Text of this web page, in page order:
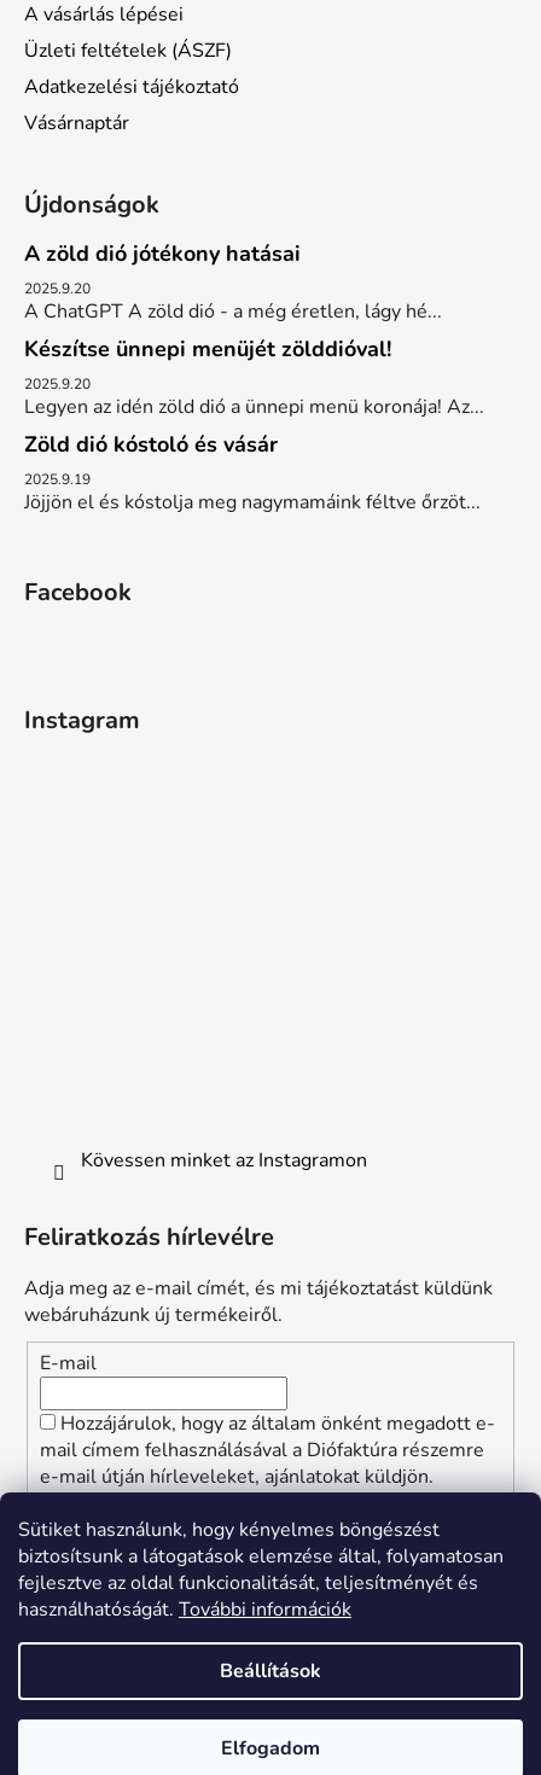
Sütiket használunk, hogy kényelmes böngészést
biztosítsunk a látogatások elemzése által, folyamatosan
fejlesztve az oldal funkcionalitását, teljesítményét és
használhatóságát. További információk
Beállítások
Elfogadom
A vásárlás lépései
Üzleti feltételek (ÁSZF)
Adatkezelési tájékoztató
Vásárnaptár
Újdonságok
A zöld dió jótékony hatásai
2025.9.20
A ChatGPT A zöld dió - a még éretlen, lágy hé...
Készítse ünnepi menüjét zölddióval!
2025.9.20
Legyen az idén zöld dió a ünnepi menü koronája! Az...
Zöld dió kóstoló és vásár
2025.9.19
Jöjjön el és kóstolja meg nagymamáink féltve őrzöt...
Facebook
Instagram
Kövessen minket az Instagramon
Feliratkozás hírlevélre
Adja meg az e-mail címét, és mi tájékoztatást küldünk
webáruházunk új termékeiről.
E-mail
Hozzájárulok, hogy az általam önként megadott e-
mail címem felhasználásával a Diófaktúra részemre
e-mail útján hírleveleket, ajánlatokat küldjön.
elolvastam. Megértettem, hogy a hozzájárulásom
bármikor visszavonhatom.
FELIRATKOZÁS
Shoptet készítette